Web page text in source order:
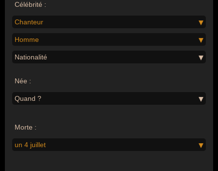
Célébrité :
Chanteur
Homme
Nationalité
Née :
Quand ?
Morte :
un 4 juillet